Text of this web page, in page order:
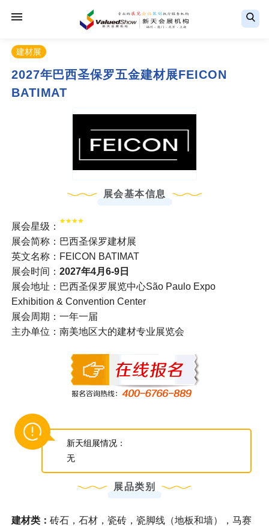
建材展
2027年巴西圣保罗五金建材展FEICON
BATIMAT
展会基本信息
展会星级：
展会简称：巴西圣保罗建材展
英文名称：FEICON BATIMAT
展会时间： 2027年4月6-9日
展会地址：巴西圣保罗展览中心São Paulo Expo
Exhibition & Convention Center
展会周期：一年一届
主办单位：南美地区大的建材专业展览会
新天组展情况：
无
展品类别
建材类： 砖石，石材，瓷砖，瓷脚线（地板和墙），马赛